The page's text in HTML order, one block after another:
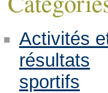
Activités
résultats
sportifs